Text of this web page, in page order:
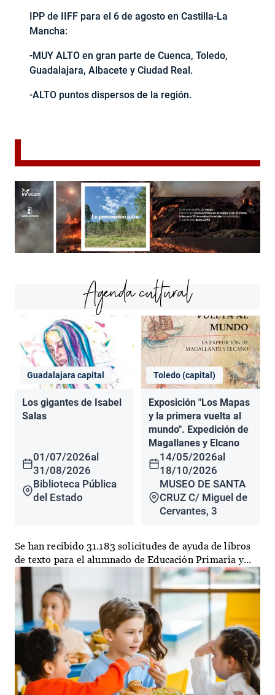
IPP de IIFF para el 6 de agosto en Castilla-La
Mancha:
-MUY ALTO en gran parte de Cuenca, Toledo,
Guadalajara, Albacete y Ciudad Real.
-ALTO puntos dispersos de la región.
Agenda cultural
Guadalajara capital
Los gigantes de Isabel
Salas
01/07/2026al
31/08/2026
Biblioteca Pública
del Estado
Toledo (capital)
Exposición "Los Mapas
y la primera vuelta al
mundo". Expedición de
Magallanes y Elcano
14/05/2026al
18/10/2026
MUSEO DE SANTA
CRUZ C/ Miguel de
Cervantes, 3
Se han recibido 31.183 solicitudes de ayuda de libros
de texto para el alumnado de Educación Primaria y...